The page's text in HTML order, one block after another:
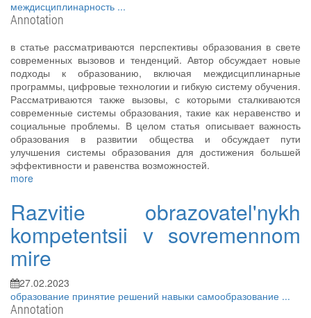
междисциплинарность ...
Annotation
в статье рассматриваются перспективы образования в свете
современных вызовов и тенденций. Автор обсуждает новые
подходы к образованию, включая междисциплинарные
программы, цифровые технологии и гибкую систему обучения.
Рассматриваются также вызовы, с которыми сталкиваются
современные системы образования, такие как неравенство и
социальные проблемы. В целом статья описывает важность
образования в развитии общества и обсуждает пути
улучшения системы образования для достижения большей
эффективности и равенства возможностей.
more
Razvitie obrazovatel'nykh
kompetentsii v sovremennom
mire
27.02.2023
образование принятие решений навыки самообразование ...
Annotation